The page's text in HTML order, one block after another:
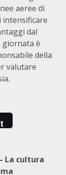
aeree di
intensificare
dal
giornata è
della
valutare
La cultura